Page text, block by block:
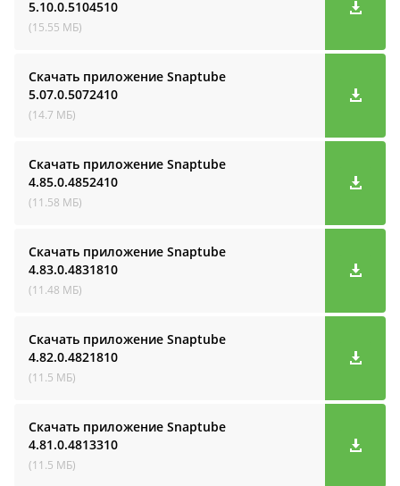
5.10.0.5104510
(15.55 МБ)
Скачать приложение Snaptube
5.07.0.5072410
(14.7 МБ)
Скачать приложение Snaptube
4.85.0.4852410
(11.58 МБ)
Скачать приложение Snaptube
4.83.0.4831810
(11.48 МБ)
Скачать приложение Snaptube
4.82.0.4821810
(11.5 МБ)
Скачать приложение Snaptube
4.81.0.4813310
(11.5 МБ)